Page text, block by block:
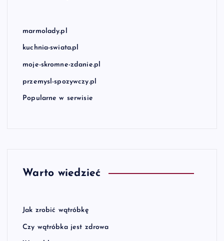
marmolady.pl
kuchnia-swiata.pl
moje-skromne-zdanie.pl
przemysl-spozywczy.pl
Popularne w serwisie
Warto wiedzieć
Jak zrobić wątróbkę
Czy wątróbka jest zdrowa